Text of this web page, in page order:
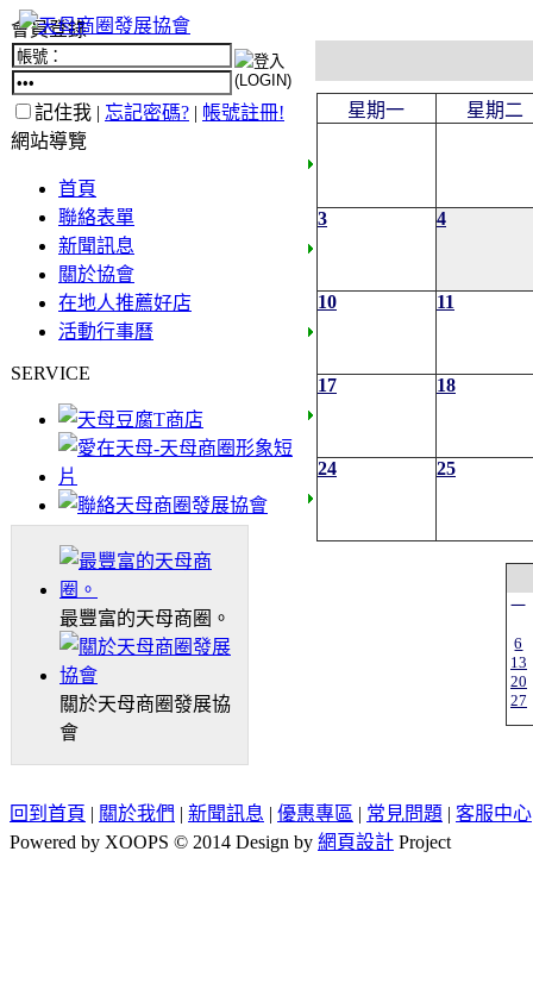
會員登錄
記住我 | 忘記密碼? | 帳號註冊!
網站導覽
首頁
聯絡表單
新聞訊息
關於協會
在地人推薦好店
活動行事曆
SERVICE
最豐富的天母商圈。
關於天母商圈發展協
會
星期一 星期二
3 4
10 11
17 18
24 25
一
6
13
20
27
回到首頁 | 關於我們 | 新聞訊息 | 優惠專區 | 常見問題 | 客服中心
Powered by XOOPS © 2014 Design by 網頁設計 Project